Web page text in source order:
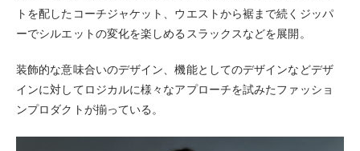
トを配したコーチジャケット、ウエストから裾まで続くジッパ
ーでシルエットの変化を楽しめるスラックスなどを展開。
装飾的な意味合いのデザイン、機能としてのデザインなどデザ
インに対してロジカルに様々なアプローチを試みたファッショ
ンプロダクトが揃っている。